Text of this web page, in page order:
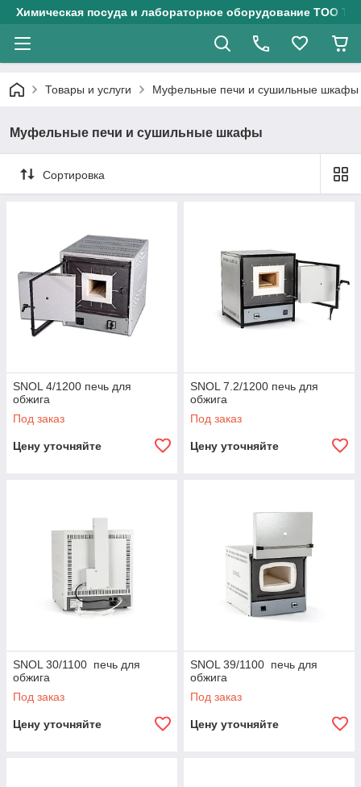
Химическая посуда и лабораторное оборудование ТОО
Товары и услуги Муфельные печи и сушильные шкафы
Муфельные печи и сушильные шкафы
Сортировка
SNOL 4/1200 печь для
обжига
Под заказ
Цену уточняйте
SNOL 7.2/1200 печь для
обжига
Под заказ
Цену уточняйте
SNOL 30/1100 печь для
обжига
Под заказ
Цену уточняйте
SNOL 39/1100 печь для
обжига
Под заказ
Цену уточняйте